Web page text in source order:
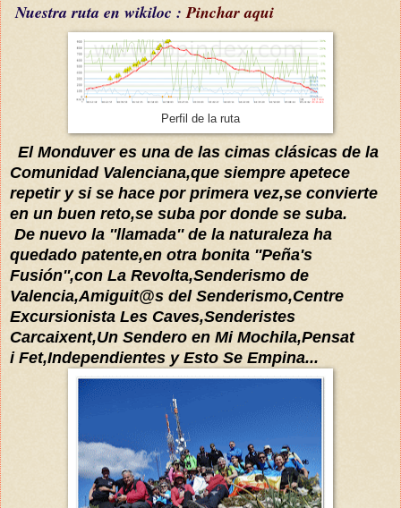
Nuestra ruta en wikiloc :Pinchar aqui
Perfil de la ruta
El Monduver es una de las cimas clásicas de la
Comunidad Valenciana,que siempre apetece
repetir y si se hace por primera vez,se convierte
en un buen reto,se suba por donde se suba.
De nuevo la ''llamada'' de la naturaleza ha
quedado patente,en otra bonita ''Peña's
Fusión'',con La Revolta,Senderismo de
Valencia,Amiguit@s del Senderismo,Centre
Excursionista Les Caves,Senderistes
Carcaixent,Un Sendero en Mi Mochila,Pensat
i Fet,Independientes y Esto Se Empina...